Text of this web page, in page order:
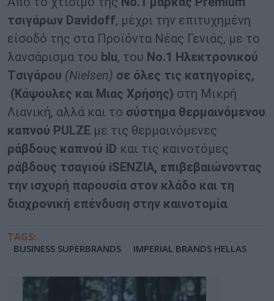
τσιγάρων Davidoff, μέχρι την επιτυχημένη
είσοδό της στα Προϊόντα Νέας Γενιάς, με το
λανσάρισμα του blu, του Νο.1 Hλεκτρονικού
Tσιγάρου (Nielsen) σε όλες τις κατηγορίες,
(Κάψουλες και Μιας Χρήσης) στη Μικρή
Λιανική, αλλά και το σύστημα θερμαινόμενου
καπνού PULZE με τις θερμαινόμενες
ράβδους καπνού iD και τις καινοτόμες
ράβδους τσαγιού iSENZIA, επιβεβαιώνοντας
την ισχυρή παρουσία στον κλάδο και τη
διαχρονική επένδυση στην καινοτομία.
TAGS:
BUSINESS SUPERBRANDS IMPERIAL BRANDS HELLAS